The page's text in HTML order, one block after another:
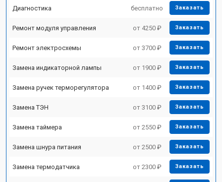
Диагностика бесплатно Заказать
Ремонт модуля управления от 4250 ₽ Заказать
Ремонт электросхемы от 3700 ₽ Заказать
Замена индикаторной лампы от 1900 ₽ Заказать
Замена ручек терморегулятора от 1400 ₽ Заказать
Замена ТЭН от 3100 ₽ Заказать
Замена таймера от 2550 ₽ Заказать
Замена шнура питания от 2500 ₽ Заказать
Замена термодатчика от 2300 ₽ Заказать